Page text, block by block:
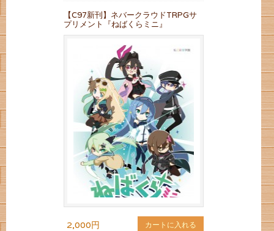
【C97新刊】ネバークラウドTRPGサ
プリメント『ねばくらミニ』
2,000円 カートに入れる